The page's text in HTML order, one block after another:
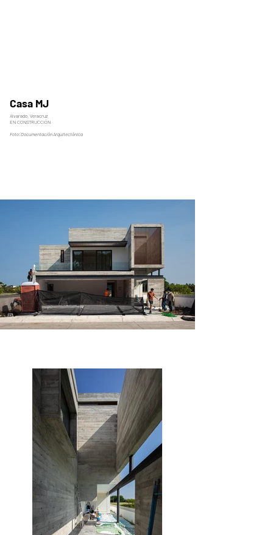
Casa MJ
Alvarado, Veracruz
EN CONSTRUCCIÓN
Foto: Documentación Arquitectónica